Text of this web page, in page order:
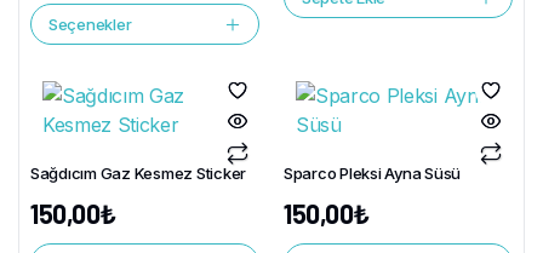
Seçenekler
Sağdıcım Gaz Kesmez Sticker
150,00₺
Sparco Pleksi Ayna Süsü
150,00₺